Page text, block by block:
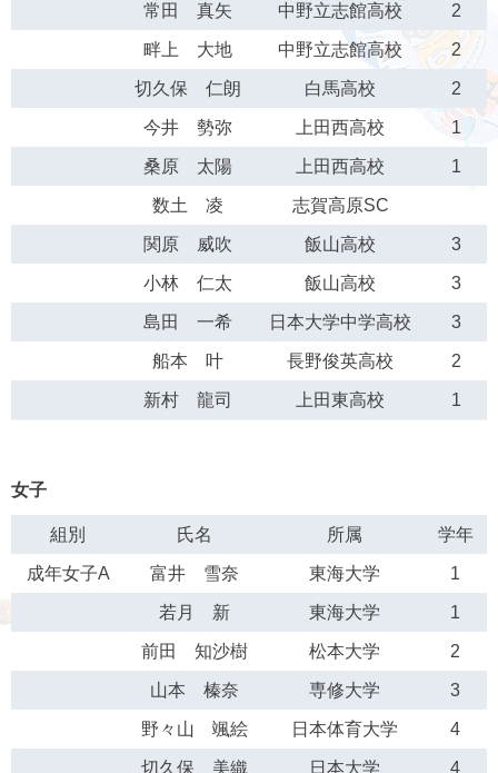
常田 真矢 中野立志館高校 2
畔上 大地 中野立志館高校 2
切久保 仁朗 白馬高校 2
今井 勢弥 上田西高校 1
桑原 太陽 上田西高校 1
数土 凌 志賀高原SC
関原 威吹 飯山高校 3
小林 仁太 飯山高校 3
島田 一希 日本大学中学高校 3
船本 叶 長野俊英高校 2
新村 龍司 上田東高校 1
女子
組別 氏名 所属 学年
成年女子A 富井 雪奈 東海大学 1
若月 新 東海大学 1
前田 知沙樹 松本大学 2
山本 榛奈 専修大学 3
野々山 颯絵 日本体育大学 4
切久保 美織 日本大学 4